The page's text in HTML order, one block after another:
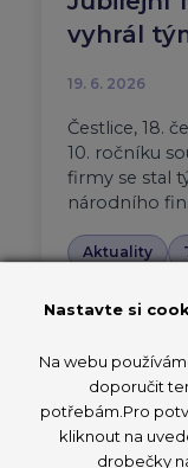
vyhrál
19. 6. 2026
Čestlice, 18.
10. ročníku
firmy se stal
národního
Aktuality
Nastavte si
Na webu
doporučit
potřebám.Pro
kliknout na
drobečky